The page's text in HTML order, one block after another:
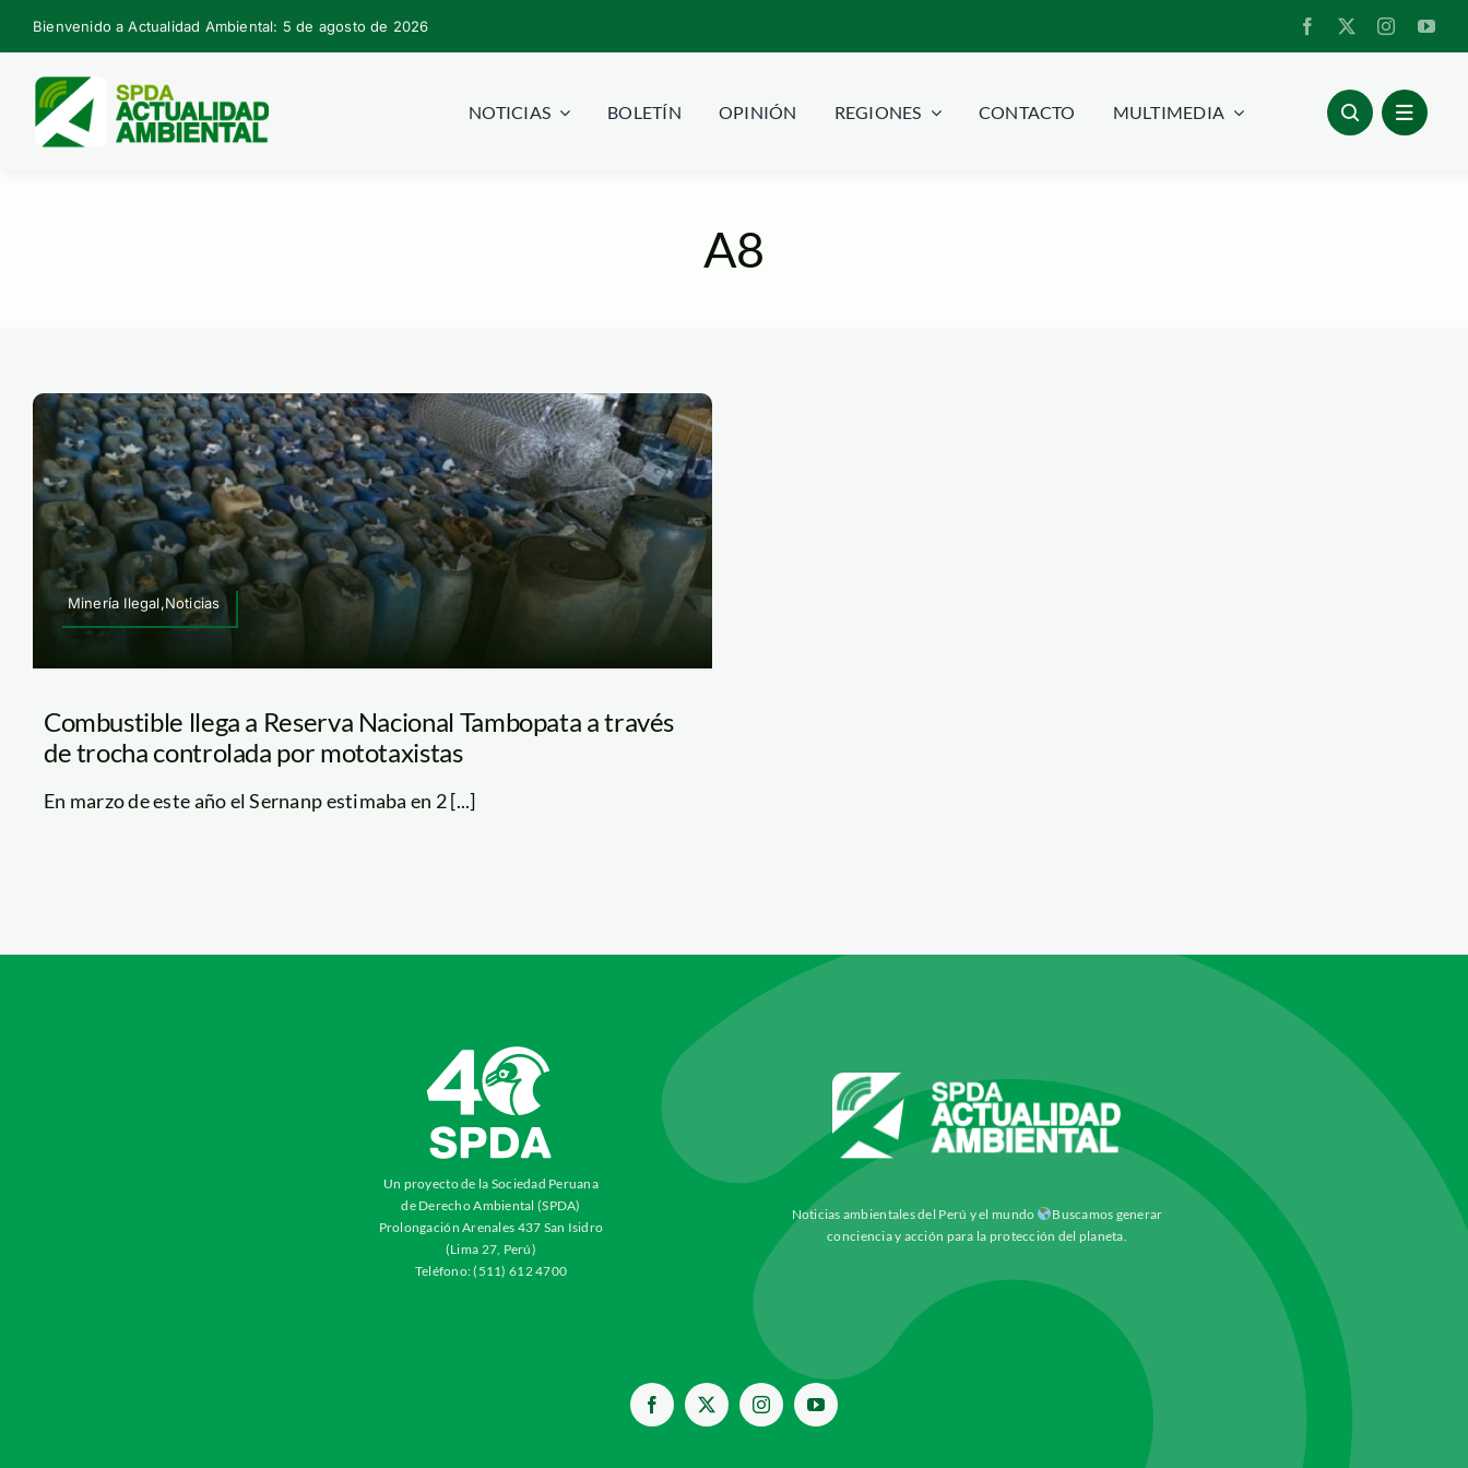
Skip
to
content
Bienvenido a Actualidad Ambiental: 5 de agosto de 2026
NOTICIAS BOLETÍN OPINIÓN REGIONES CONTACTO MULTIMEDIA
A8
Minería Ilegal,Noticias
Combustible llega a Reserva Nacional Tambopata a través
de trocha controlada por mototaxistas
En marzo de este año el Sernanp estimaba en 2 [...]
Un proyecto de la Sociedad Peruana
de Derecho Ambiental (SPDA)
Prolongación Arenales 437 San Isidro
(Lima 27, Perú)
Teléfono: (511) 612 4700
Noticias ambientales del Perú y el mundo
Buscamos generar
conciencia y acción para la protección del planeta.